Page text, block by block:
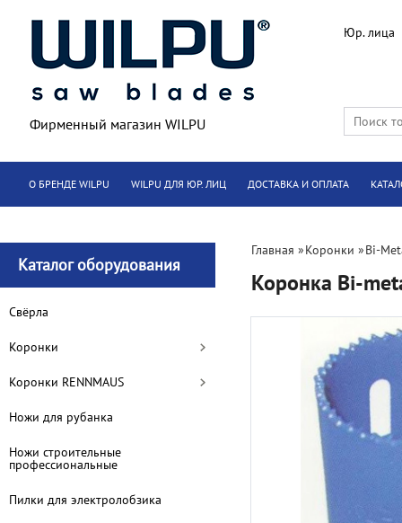
Фирменный магазин WILPU
Юр. лица
О БРЕНДЕ WILPU WILPU ДЛЯ ЮР. ЛИЦ ДОСТАВКА И ОПЛАТА
Каталог оборудования
Cвёрла
Коронки
Коронки RENNMAUS
Ножи для рубанка
Ножи строительные
профессиональные
Пилки для электролобзика
Главная »Коронки »Bi-
Коронка Bi-